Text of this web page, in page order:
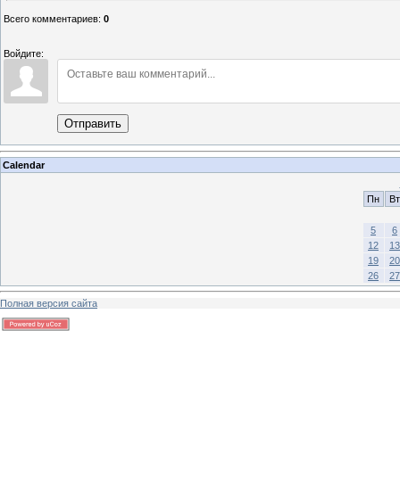
Всего комментариев: 0
Войдите:
Отправить
Calendar
Пн
Вт
5
6
12
13
19
20
26
27
Полная версия сайта